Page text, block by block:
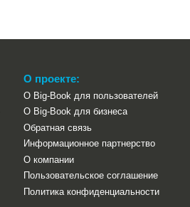
О проекте:
О Big-Book для пользователей
О Big-Book для бизнеса
Обратная связь
Информационное партнерство
О компании
Пользовательское соглашение
Политика конфиденциальности